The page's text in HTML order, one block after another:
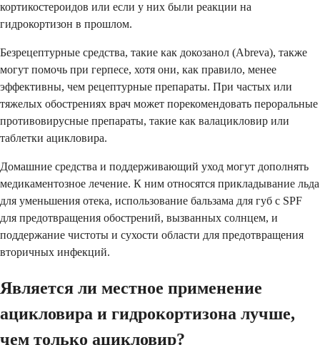
кортикостероидов или если у них были реакции на
гидрокортизон в прошлом.
Безрецептурные средства, такие как докозанол (Abreva), также
могут помочь при герпесе, хотя они, как правило, менее
эффективны, чем рецептурные препараты. При частых или
тяжелых обострениях врач может порекомендовать пероральные
противовирусные препараты, такие как валацикловир или
таблетки ацикловира.
Домашние средства и поддерживающий уход могут дополнять
медикаментозное лечение. К ним относятся прикладывание льда
для уменьшения отека, использование бальзама для губ с SPF
для предотвращения обострений, вызванных солнцем, и
поддержание чистоты и сухости области для предотвращения
вторичных инфекций.
Является ли местное применение
ацикловира и гидрокортизона лучше,
чем только ацикловир?